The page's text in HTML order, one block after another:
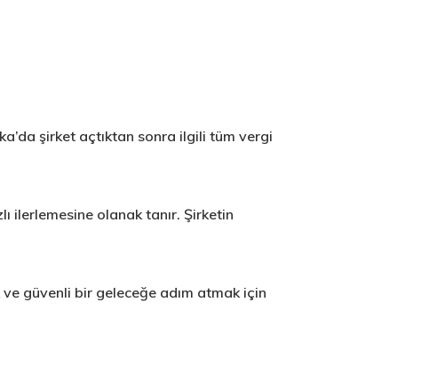
şirket açtıktan sonra ilgili tüm vergi
ilerlemesine olanak tanır. Şirketin
güvenli bir geleceğe adım atmak için